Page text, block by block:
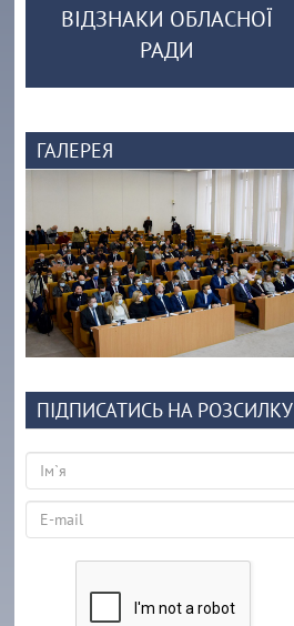
ВІДЗНАКИ ОБЛАСНОЇ
РАДИ
ГАЛЕРЕЯ
ПІДПИСАТИСЬ НА РОЗСИЛКУ